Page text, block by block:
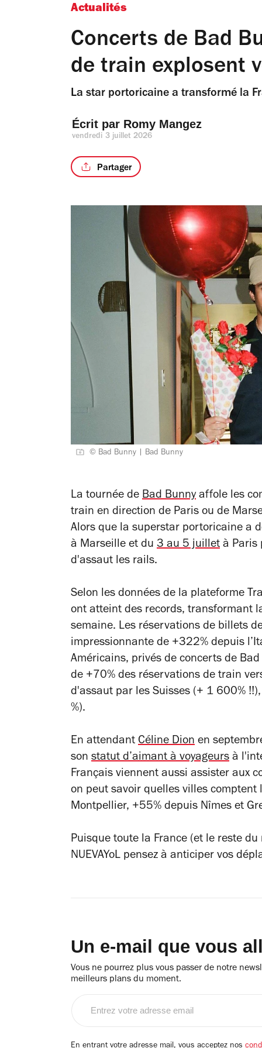
Actualités
Concerts de Bad
de train explosent
La star portoricaine a transformé la
Écrit par Romy Mangez
vendredi 3 juillet 2026
Partager
© Bad Bunny | Bad Bunny
La tournée de Bad Bunnyaffole les
train en direction de Paris ou de
Alors que la superstar portoricaine a
à Marseille et du 3 au 5 juillet à Paris
d'assaut les rails.
Selon les données de la plateforme
ont atteint des records, transformant
semaine. Les réservations de billets
impressionnante de +322% depuis
Américains, privés de concerts de
de +70% des réservations de train
d'assaut par les Suisses (+ 1 600% !!),
%).
En attendant Céline Dion en
son statut d’aimant à voyageurs à
Français viennent aussi assister aux
on peut savoir quelles villes
Montpellier, +55% depuis Nîmes et
Puisque toute la France (et le reste
NUEVAYoL pensez à anticiper vos
Un e-mail que vous
Vous ne pourrez plus vous passer de notre
meilleurs plans du moment.
email
En entrant votre adresse mail, vous acceptez nos